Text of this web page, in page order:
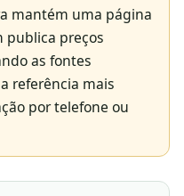
mantém uma página
publica preços
as fontes
referência mais
por telefone ou